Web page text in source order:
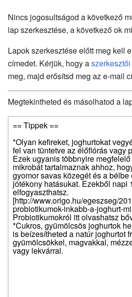
Nincs jogosultságod a következő
lap szerkesztése, a következő ok
Lapok szerkesztése előtt meg kell
címedet. Kérjük, hogy a
meg, majd erősítsd meg az e-mail
Megtekintheted és másolhatod a